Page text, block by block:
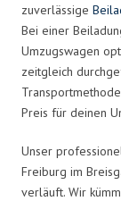
zuverlässige
Bei einer
Umzugswagen
zeitgleich
Preis für deinen
Unser
Freiburg im
verläuft. Wir